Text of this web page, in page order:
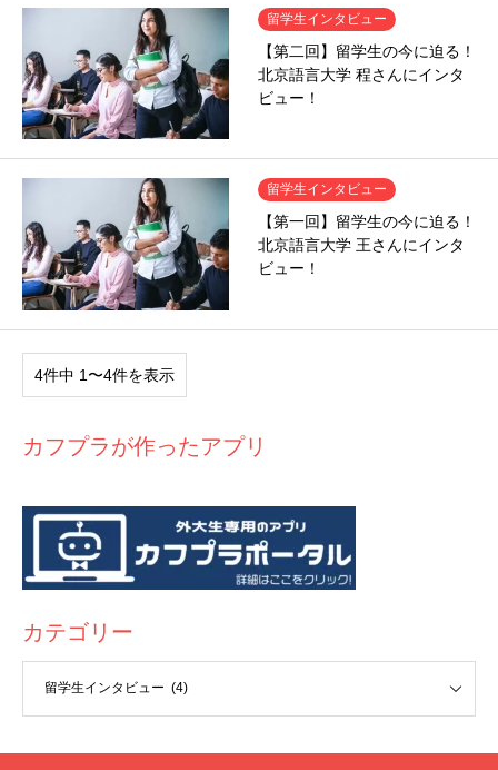
留学生インタビュー
【第二回】留学生の今に迫る！
北京語言大学 程さんにインタ
ビュー！
留学生インタビュー
【第一回】留学生の今に迫る！
北京語言大学 王さんにインタ
ビュー！
4件中 1〜4件を表示
カフプラが作ったアプリ
カテゴリー